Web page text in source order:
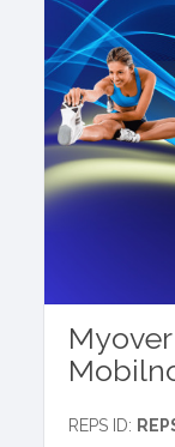
REPS ID: